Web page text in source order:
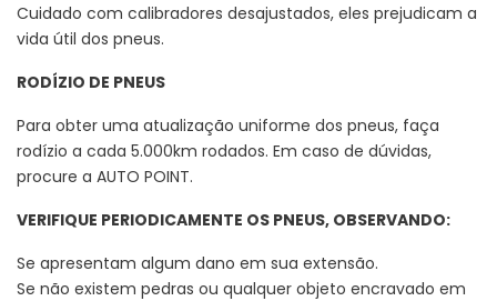
Cuidado com calibradores desajustados, eles prejudicam a
vida útil dos pneus.
RODÍZIO DE PNEUS
Para obter uma atualização uniforme dos pneus, faça
rodízio a cada 5.000km rodados. Em caso de dúvidas,
procure a AUTO POINT.
VERIFIQUE PERIODICAMENTE OS PNEUS, OBSERVANDO:
Se apresentam algum dano em sua extensão.
Se não existem pedras ou qualquer objeto encravado em